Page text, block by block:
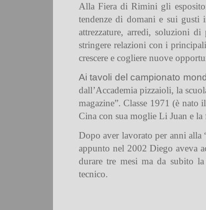
Alla Fiera di Rimini gli
tendenze di domani e sui gusti
attrezzature, arredi, soluzioni
stringere relazioni con i principali
crescere e cogliere nuove
Ai tavoli del campionato
dall’Accademia pizzaioli, la
magazine”. Classe 1971 (è
Cina con sua moglie Li Juan e
Dopo aver lavorato per anni
appunto nel 2002 Diego aveva
durare tre mesi ma da subito
tecnico.